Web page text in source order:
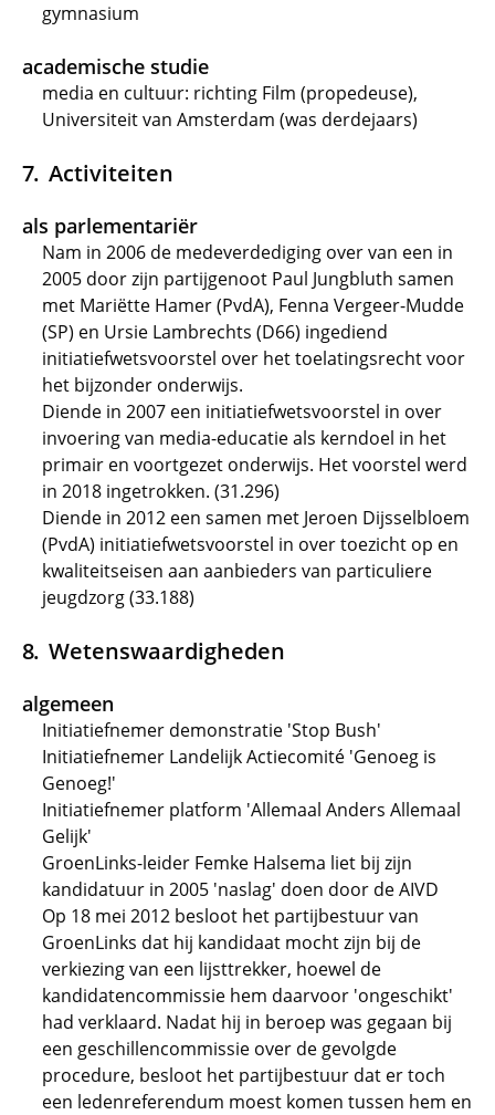
gymnasium
academische studie
media en cultuur: richting Film (propedeuse),
Universiteit van Amsterdam (was derdejaars)
Activiteiten
als parlementariër
Nam in 2006 de medeverdediging over van een in
2005 door zijn partijgenoot Paul Jungbluth samen
met Mariëtte Hamer (PvdA), Fenna Vergeer-Mudde
(SP) en Ursie Lambrechts (D66) ingediend
initiatiefwetsvoorstel over het toelatingsrecht voor
het bijzonder onderwijs.
Diende in 2007 een initiatiefwetsvoorstel in over
invoering van media-educatie als kerndoel in het
primair en voortgezet onderwijs. Het voorstel werd
in 2018 ingetrokken. (31.296)
Diende in 2012 een samen met Jeroen Dijsselbloem
(PvdA) initiatiefwetsvoorstel in over toezicht op en
kwaliteitseisen aan aanbieders van particuliere
jeugdzorg (33.188)
Wetenswaardigheden
algemeen
Initiatiefnemer demonstratie 'Stop Bush'
Initiatiefnemer Landelijk Actiecomité 'Genoeg is
Genoeg!'
Initiatiefnemer platform 'Allemaal Anders Allemaal
Gelijk'
GroenLinks-leider Femke Halsema liet bij zijn
kandidatuur in 2005 'naslag' doen door de AIVD
Op 18 mei 2012 besloot het partijbestuur van
GroenLinks dat hij kandidaat mocht zijn bij de
verkiezing van een lijsttrekker, hoewel de
kandidatencommissie hem daarvoor 'ongeschikt'
had verklaard. Nadat hij in beroep was gegaan bij
een geschillencommissie over de gevolgde
procedure, besloot het partijbestuur dat er toch
een ledenreferendum moest komen tussen hem en